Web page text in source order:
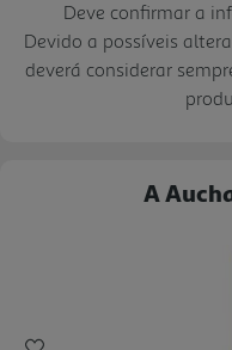
Deve confirmar a
Devido a possíveis
deverá considerar
A